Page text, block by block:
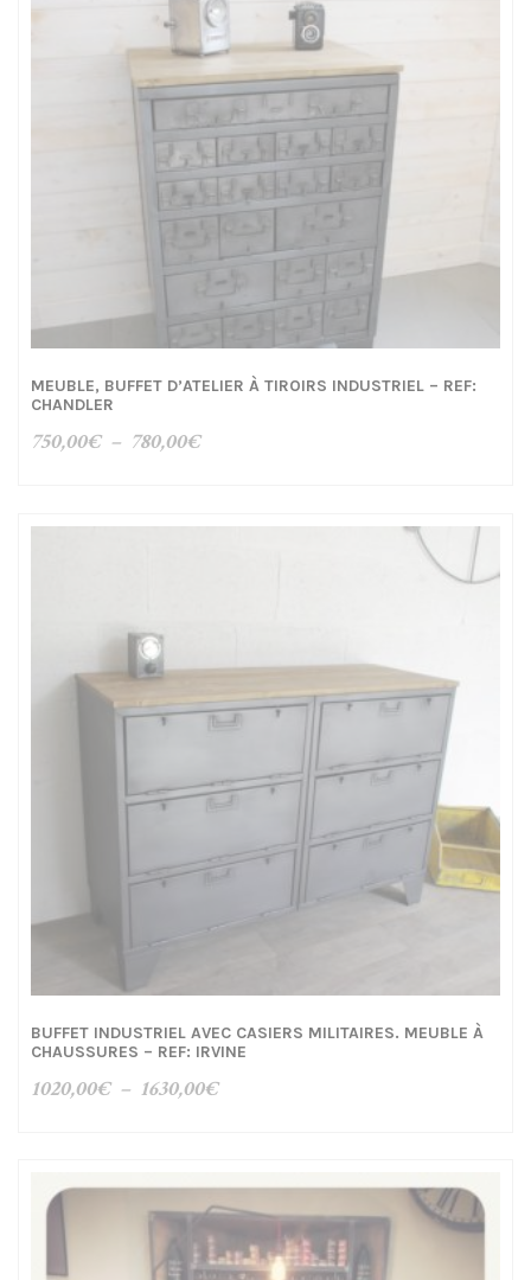
MEUBLE, BUFFET D’ATELIER À TIROIRS INDUSTRIEL – REF:
CHANDLER
750,00€ – 780,00€Plage
750,00€
BUFFET INDUSTRIEL AVEC CASIERS MILITAIRES. MEUBLE À
CHAUSSURES – REF: IRVINE
1020,00€ – 1630,00€Plage
à
1630,00€